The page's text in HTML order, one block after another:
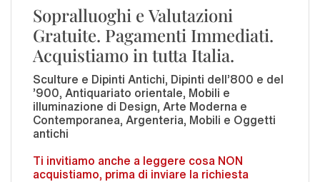
Sopralluoghi e Valutazioni
Gratuite. Pagamenti Immediati.
Acquistiamo in tutta Italia.
Sculture e Dipinti Antichi, Dipinti dell'800 e del
'900, Antiquariato orientale, Mobili e
illuminazione di Design, Arte Moderna e
Contemporanea, Argenteria, Mobili e Oggetti
antichi
Ti invitiamo anche a leggere cosa NON
acquistiamo, prima di inviare la richiesta